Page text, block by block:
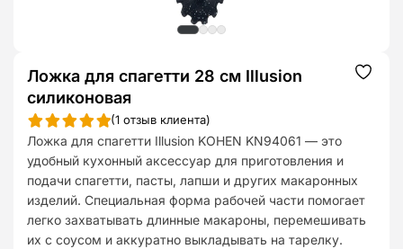
Ложка для спагетти 28 см Illusion
силиконовая
(1 отзыв клиента)
Ложка для спагетти Illusion KOHEN KN94061 — это
удобный кухонный аксессуар для приготовления и
подачи спагетти, пасты, лапши и других макаронных
изделий. Специальная форма рабочей части помогает
легко захватывать длинные макароны, перемешивать
их с соусом и аккуратно выкладывать на тарелку.